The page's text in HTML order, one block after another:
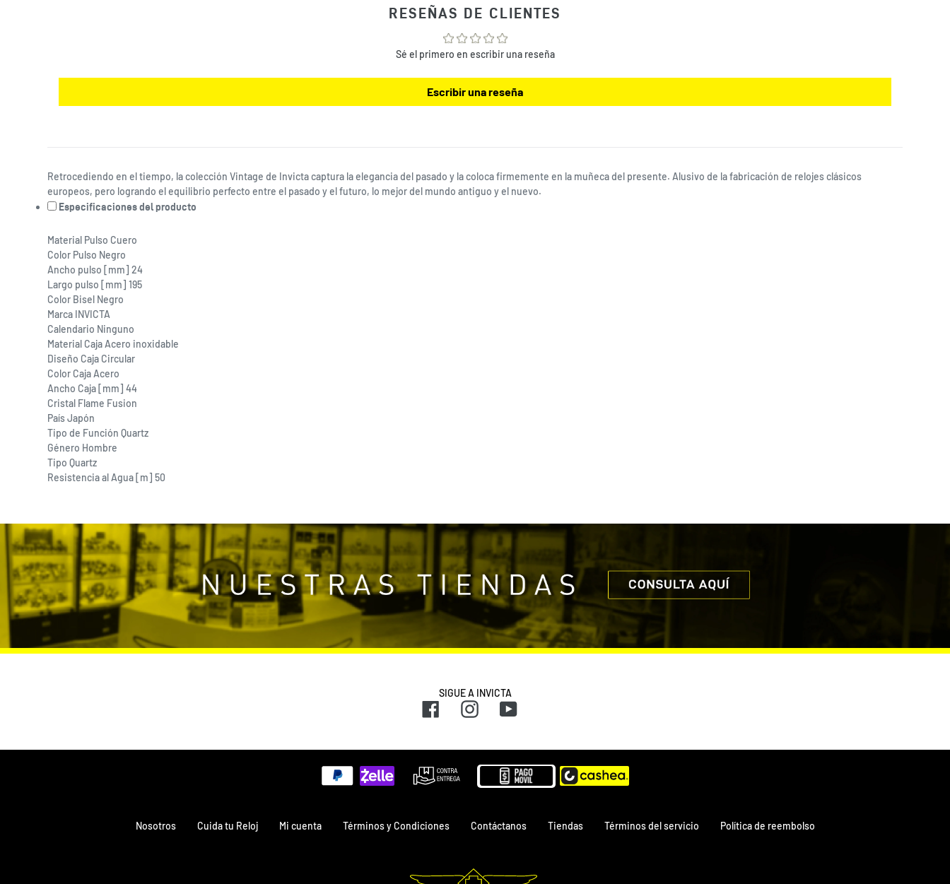
RESEÑAS DE CLIENTES
Sé el primero en escribir una reseña
Escribir una reseña
Retrocediendo en el tiempo, la colección Vintage de Invicta captura la elegancia del pasado y la coloca firmemente en la muñeca del presente. Alusivo de la fabricación de relojes clásicos
europeos, pero logrando el equilibrio perfecto entre el pasado y el futuro, lo mejor del mundo antiguo y el nuevo.
Especificaciones del producto
Material Pulso Cuero
Color Pulso Negro
Ancho pulso [mm] 24
Largo pulso [mm] 195
Color Bisel Negro
Marca INVICTA
Calendario Ninguno
Material Caja Acero inoxidable
Diseño Caja Circular
Color Caja Acero
Ancho Caja [mm] 44
Cristal Flame Fusion
PaísJapón
Tipo de Función Quartz
Género Hombre
Tipo Quartz
Resistencia al Agua [m] 50
SIGUE A INVICTA
FacebookInstagramYouTube
Métodos
de
Nosotros Cuida tu Reloj Mi cuenta Términos y Condiciones Contáctanos Tiendas Términos del servicio Política de reembolso